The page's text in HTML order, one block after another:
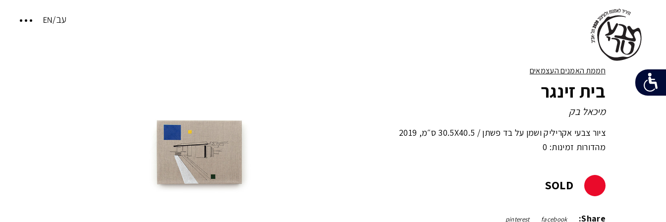
חממת האמנים העצמאים
בית זינגר
מיכאל בק
ציור צבעי אקריליק ושמן על בד פשתן / 30.5X40.5 ס״מ ,
מהדורות זמינות: 0
SOLD
Share:
facebook
pinterest